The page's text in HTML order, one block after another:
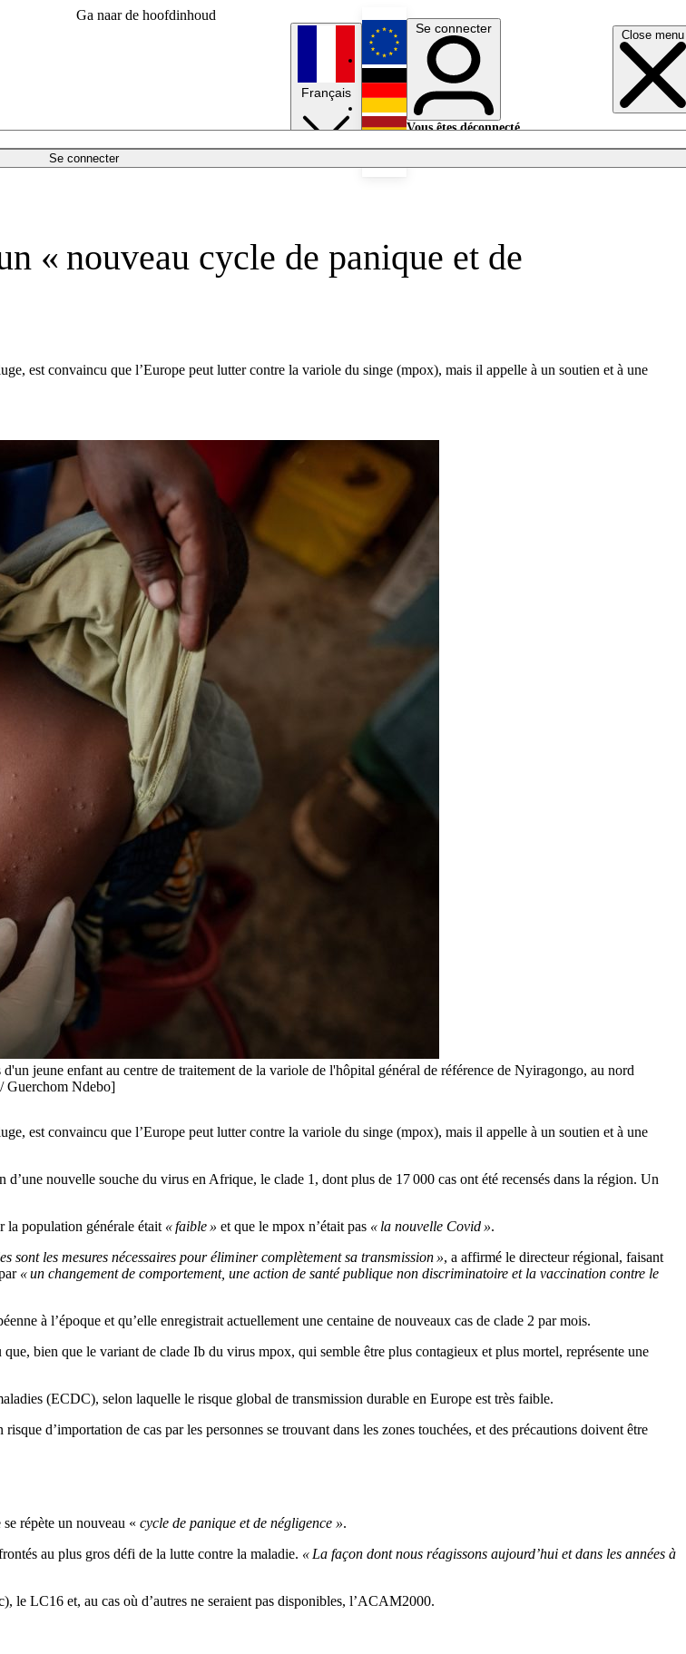
Ga naar de hoofdinhoud
Close menu
Se connecter
Français
English
Deutsch
Se connecter
Vous êtes déconnecté.
« nouveau cycle de panique et de
est convaincu que l’Europe peut lutter contre la variole du singe (mpox), mais il appelle à un soutien et à une
jeune enfant au centre de traitement de la variole de l'hôpital général de référence de Nyiragongo, au nord
Guerchom Ndebo]
est convaincu que l’Europe peut lutter contre la variole du singe (mpox), mais il appelle à un soutien et à une
nouvelle souche du virus en Afrique, le clade 1, dont plus de 17 000 cas ont été recensés dans la région. Un
la population générale était « faible » et que le mpox n’était pas « la nouvelle Covid ».
sont les mesures nécessaires pour éliminer complètement sa transmission », a affirmé le directeur régional, faisant
« un changement de comportement, une action de santé publique non discriminatoire et la vaccination contre le
à l’époque et qu’elle enregistrait actuellement une centaine de nouveaux cas de clade 2 par mois.
bien que le variant de clade Ib du virus mpox, qui semble être plus contagieux et plus mortel, représente une
(ECDC), selon laquelle le risque global de transmission durable en Europe est très faible.
d’importation de cas par les personnes se trouvant dans les zones touchées, et des précautions doivent être
répète un nouveau « cycle de panique et de négligence ».
au plus gros défi de la lutte contre la maladie. « La façon dont nous réagissons aujourd’hui et dans les années à
LC16 et, au cas où d’autres ne seraient pas disponibles, l’ACAM2000.